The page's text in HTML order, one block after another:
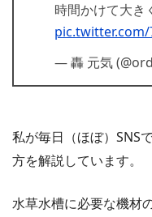
時間かけて大き
pic.twitter.com/
— 轟 元気
私が毎日（ほぼ）SNS
方を解説しています。
水草水槽に必要な機材